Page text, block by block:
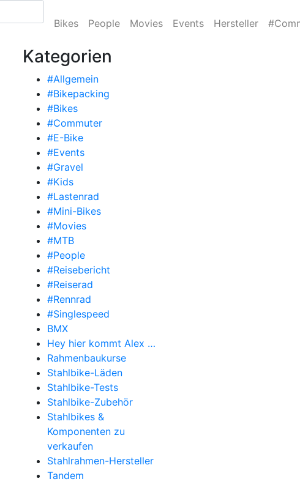
Bikes People Movies Events Hersteller
Kategorien
#Allgemein
#Bikepacking
#Bikes
#Commuter
#E-Bike
#Events
#Gravel
#Kids
#Lastenrad
#Mini-Bikes
#Movies
#MTB
#People
#Reisebericht
#Reiserad
#Rennrad
#Singlespeed
BMX
Hey hier kommt Alex …
Rahmenbaukurse
Stahlbike-Läden
Stahlbike-Tests
Stahlbike-Zubehör
Stahlbikes &
Komponenten zu
verkaufen
Stahlrahmen-Hersteller
Tandem